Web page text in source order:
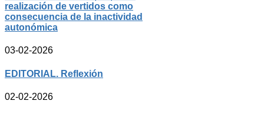
realización de vertidos como
consecuencia de la inactividad
autonómica
03-02-2026
EDITORIAL. Reflexión
02-02-2026